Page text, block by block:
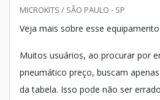
MICROKITS / SÃO PAULO - SP
Veja mais sobre esse equipamento
Muitos usuários, ao procurar por
pneumático preço, buscam
da tabela. Isso pode não ser